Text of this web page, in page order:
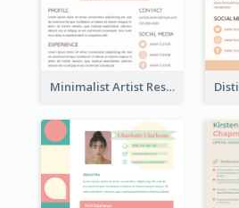
Minimalist Artist Resume